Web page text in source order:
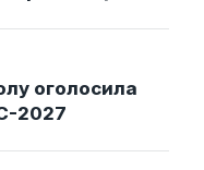
оголосила
2027